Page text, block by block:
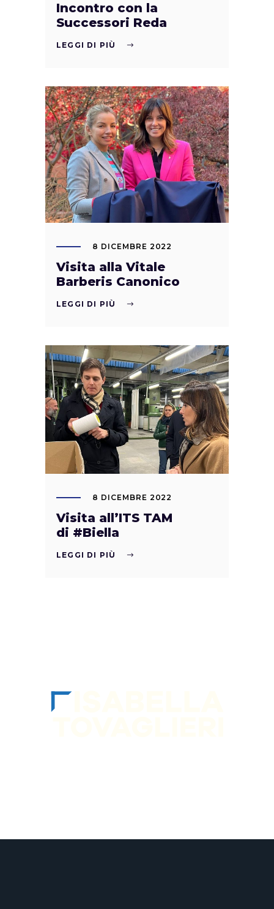
Incontro con la
Successori Reda
LEGGI DI PIÙ
8 DICEMBRE 2022
Visita alla Vitale
Barberis Canonico
LEGGI DI PIÙ
8 DICEMBRE 2022
Visita all’ITS TAM
di #Biella
LEGGI DI PIÙ